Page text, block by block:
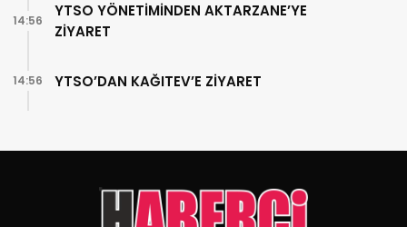
YTSO YÖNETİMİNDEN AKTARZANE’YE
ZİYARET
14:56
YTSO’DAN KAĞITEV’E ZİYARET
14:56